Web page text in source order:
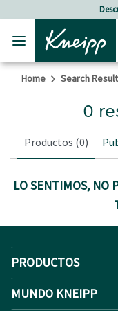
Skip to main content
Skip to footer content
Home Search
0
Productos (0)
LO SENTIMOS, NO
PRODUCTOS
MUNDO KNEIPP